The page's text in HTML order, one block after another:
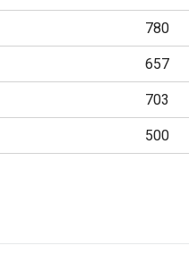
780
657
703
500